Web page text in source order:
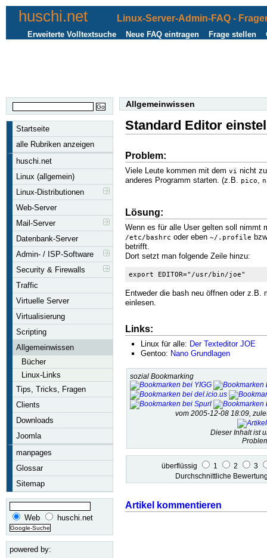
huschi.net Linux-Server-Admin-FAQ -
Frage stellen
Neue FAQ eintragen
Erweiterte Volltextsuche
Startseite
alle Rubriken anzeigen
huschi.net
Linux (allgemein)
Linux-Distributionen
Web-Server
Mail-Server
Datenbank-Server
Admin- / ISP-Software
Security & Firewalls
Traffic
Virtuelle Server
Virtualisierung
Scripting
Allgemeinwissen
Bücher
Linux-Links
Tips, Tricks, Fragen
Clients
Downloads
Joomla
manpages
Glossar
Sitemap
Web huschi.net
powered by:
Allgemeinwissen
Standard Editor
Problem:
Viele Leute kommen mit dem vi nicht
anderes Programm starten. (z.B. pico,
Lösung:
Wenn es für alle User gelten soll nimmt
/etc/bashrc oder eben ~/.profile
betrifft.
Dort setzt man folgende Zeile hinzu:
export EDITOR="/usr/bin/joe"
Entweder die bash neu öffnen oder z.B.
einlesen.
Links:
Linux für alle: Der Texteditor JOE
Gentoo: Nano Grundlagen
sozial Bookmarking
vom 2005-12-08 18:09,
Dieser Inhalt ist
überflüssig 1 2
3
Durchschnittliche
Artikel kommentieren